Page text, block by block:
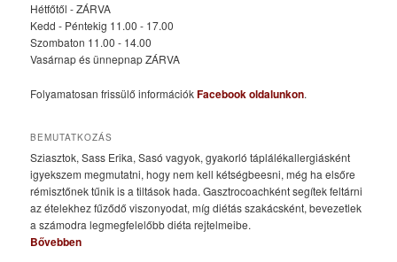
Hétfőtől - ZÁRVA
Kedd - Péntekig 11.00 - 17.00
Szombaton 11.00 - 14.00
Vasárnap és ünnepnap ZÁRVA
Folyamatosan frissülő információkFacebook oldalunkon.
BEMUTATKOZÁS
Sziasztok, Sass Erika, Sasó vagyok, gyakorló táplálékallergiásként
igyekszem megmutatni, hogy nem kell kétségbeesni, még ha elsőre
rémisztőnek tűnik is a tiltások hada. Gasztrocoachként segítek feltárni
az ételekhez fűződő viszonyodat, míg diétás szakácsként, bevezetlek
a számodra legmegfelelőbb diéta rejtelmeibe.
Bővebben